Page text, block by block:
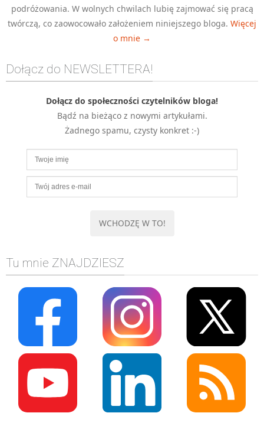
MySQL
EXCEL
WYDARZENIA
BIZNES
PO GODZINACH
KONTAKT
podróżowania. W wolnych chwilach lubię zajmować się pracą
twórczą, co zaowocowało założeniem niniejszego bloga. Więcej
o mnie →
Dołącz do NEWSLETTERA!
Dołącz do społeczności czytelników bloga!
Bądź na bieżąco z nowymi artykułami.
Żadnego spamu, czysty konkret :-)
Tu mnie ZNAJDZIESZ